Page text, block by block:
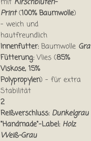
mit Kirschblüten-
Print (100% Baumwolle)
– weich und
hautfreundlich
Innenfutter: Baumwolle
Fütterung: Vlies (85%
Viskose, 15%
Polypropylen) – für extra
Stabilität
2
Reißverschluss: Dunkelgrau
"Handmade"-Label: Holz
Weiß-Grau